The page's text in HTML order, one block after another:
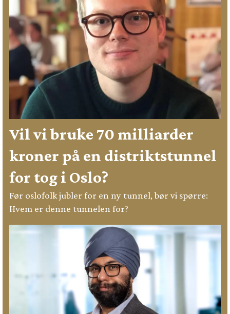
Vil vi bruke 70 milliarder
kroner på en distriktstunnel
for tog i Oslo?
Før oslofolk jubler for en ny tunnel, bør vi spørre:
Hvem er denne tunnelen for?